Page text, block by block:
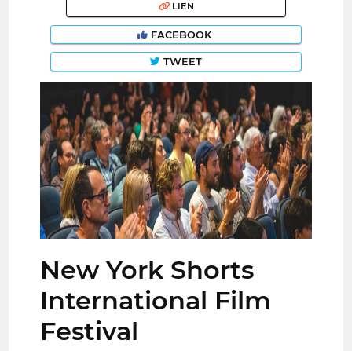
LIEN
FACEBOOK
TWEET
New York Shorts
International Film
Festival